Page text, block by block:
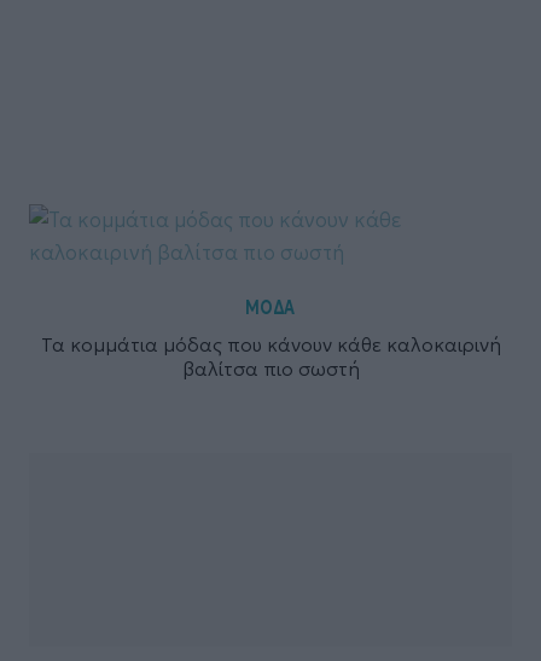
ΜΟΔΑ
Τα κομμάτια μόδας που κάνουν κάθε καλοκαιρινή
βαλίτσα πιο σωστή